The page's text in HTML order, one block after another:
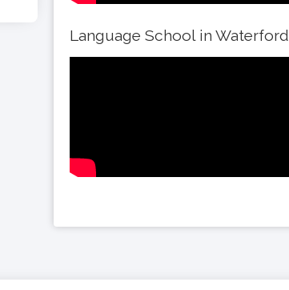
Language School in Waterford